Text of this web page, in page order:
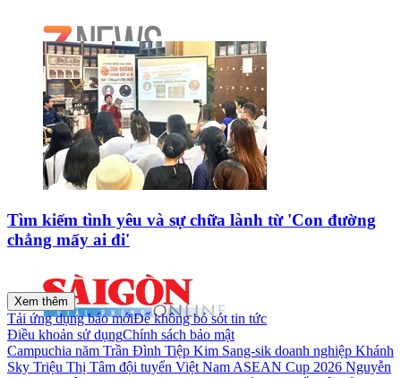
Tìm kiếm tình yêu và sự chữa lành từ 'Con đường
chẳng mấy ai đi'
Xem thêm
Tải ứng dụng báo mớiĐể không bỏ sót tin tức
Điều khoản sử dụngChính sách bảo mật
Campuchia năm Trần Đình Tiệp Kim Sang-sik doanh nghiệp Khánh
Sky Triệu Thị Tâm đội tuyển Việt Nam ASEAN Cup 2026 Nguyễn